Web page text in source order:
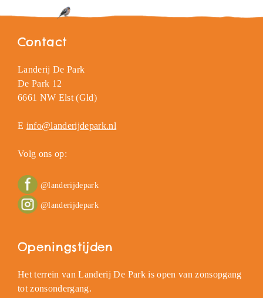
Contact
Landerij De Park
De Park 12
6661 NW Elst (Gld)
E info@landerijdepark.nl
Volg ons op:
@landerijdepark
@landerijdepark
Openingstijden
Het terrein van Landerij De Park is open van zonsopgang
tot zonsondergang.